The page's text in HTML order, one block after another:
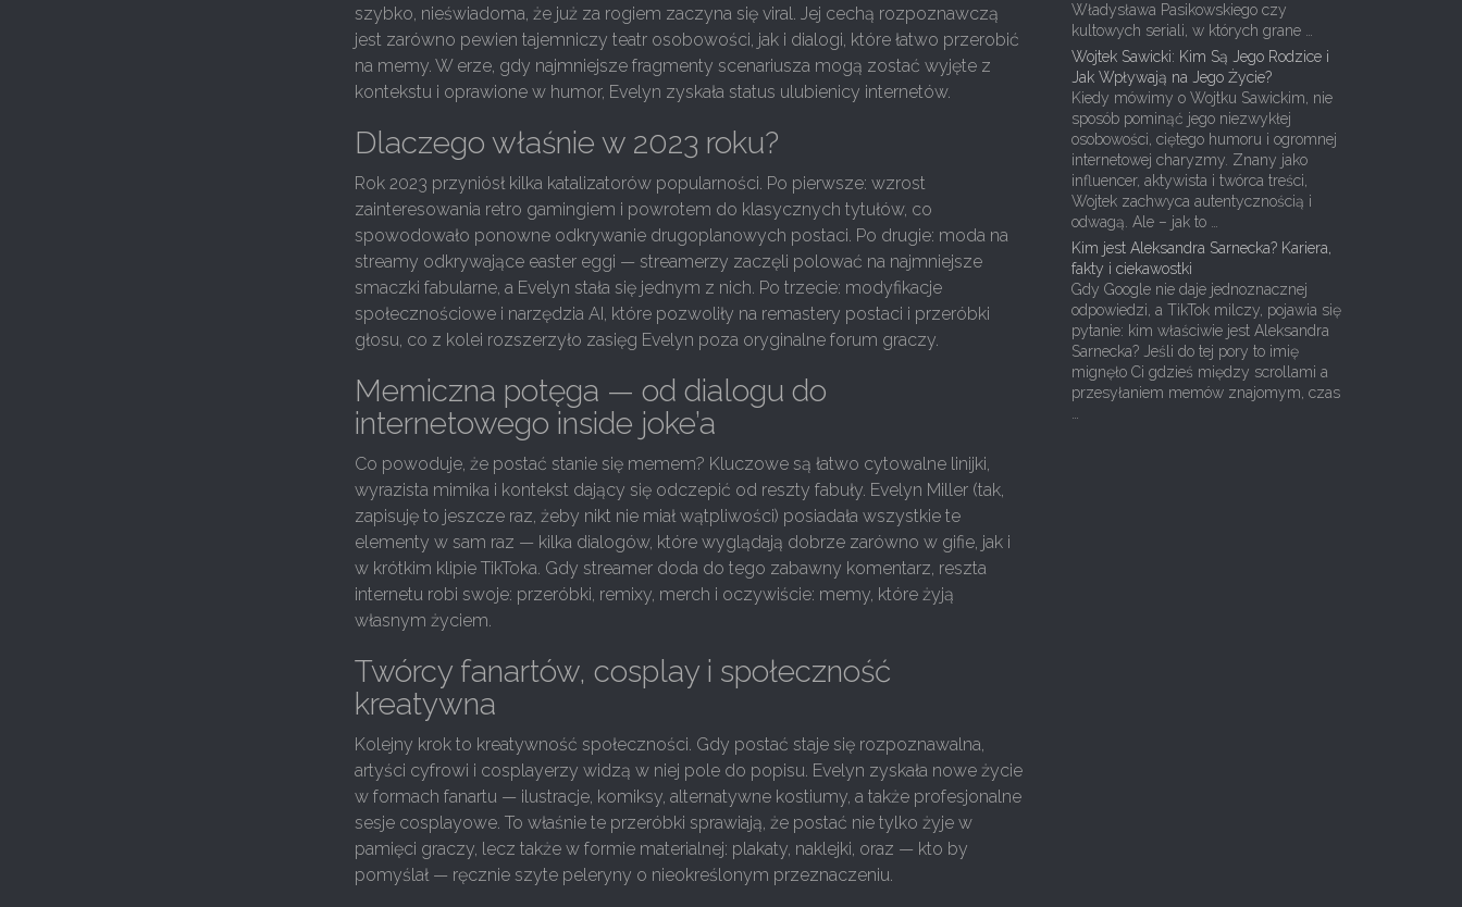
szybko, nieświadoma, że już za rogiem zaczyna się viral. Jej cechą rozpoznawczą
jest zarówno pewien tajemniczy teatr osobowości, jak i dialogi, które łatwo przerobić
na memy. W erze, gdy najmniejsze fragmenty scenariusza mogą zostać wyjęte z
kontekstu i oprawione w humor, Evelyn zyskała status ulubienicy internetów.
Dlaczego właśnie w 2023 roku?
Rok 2023 przyniósł kilka katalizatorów popularności. Po pierwsze: wzrost
zainteresowania retro gamingiem i powrotem do klasycznych tytułów, co
spowodowało ponowne odkrywanie drugoplanowych postaci. Po drugie: moda na
streamy odkrywające easter eggi — streamerzy zaczęli polować na najmniejsze
smaczki fabularne, a Evelyn stała się jednym z nich. Po trzecie: modyfikacje
społecznościowe i narzędzia AI, które pozwoliły na remastery postaci i przeróbki
głosu, co z kolei rozszerzyło zasięg Evelyn poza oryginalne forum graczy.
Memiczna potęga — od dialogu do
internetowego inside joke’a
Co powoduje, że postać stanie się memem? Kluczowe są łatwo cytowalne linijki,
wyrazista mimika i kontekst dający się odczepić od reszty fabuły. Evelyn Miller (tak,
zapisuję to jeszcze raz, żeby nikt nie miał wątpliwości) posiadała wszystkie te
elementy w sam raz — kilka dialogów, które wyglądają dobrze zarówno w gifie, jak i
w krótkim klipie TikToka. Gdy streamer doda do tego zabawny komentarz, reszta
internetu robi swoje: przeróbki, remixy, merch i oczywiście: memy, które żyją
własnym życiem.
Twórcy fanartów, cosplay i społeczność
kreatywna
Kolejny krok to kreatywność społeczności. Gdy postać staje się rozpoznawalna,
artyści cyfrowi i cosplayerzy widzą w niej pole do popisu. Evelyn zyskała nowe życie
w formach fanartu — ilustracje, komiksy, alternatywne kostiumy, a także profesjonalne
sesje cosplayowe. To właśnie te przeróbki sprawiają, że postać nie tylko żyje w
pamięci graczy, lecz także w formie materialnej: plakaty, naklejki, oraz — kto by
pomyślał — ręcznie szyte peleryny o nieokreślonym przeznaczeniu.
Władysława Pasikowskiego czy
kultowych seriali, w których grane …
Wojtek Sawicki: Kim Są Jego Rodzice i
Jak Wpływają na Jego Życie?
Kiedy mówimy o Wojtku Sawickim, nie
sposób pominąć jego niezwykłej
osobowości, ciętego humoru i ogromnej
internetowej charyzmy. Znany jako
influencer, aktywista i twórca treści,
Wojtek zachwyca autentycznością i
odwagą. Ale – jak to …
Kim jest Aleksandra Sarnecka? Kariera,
fakty i ciekawostki
Gdy Google nie daje jednoznacznej
odpowiedzi, a TikTok milczy, pojawia się
pytanie: kim właściwie jest Aleksandra
Sarnecka? Jeśli do tej pory to imię
mignęło Ci gdzieś między scrollami a
przesyłaniem memów znajomym, czas